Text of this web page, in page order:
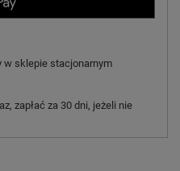
w sklepie stacjonarnym
zapłać za 30 dni, jeżeli nie